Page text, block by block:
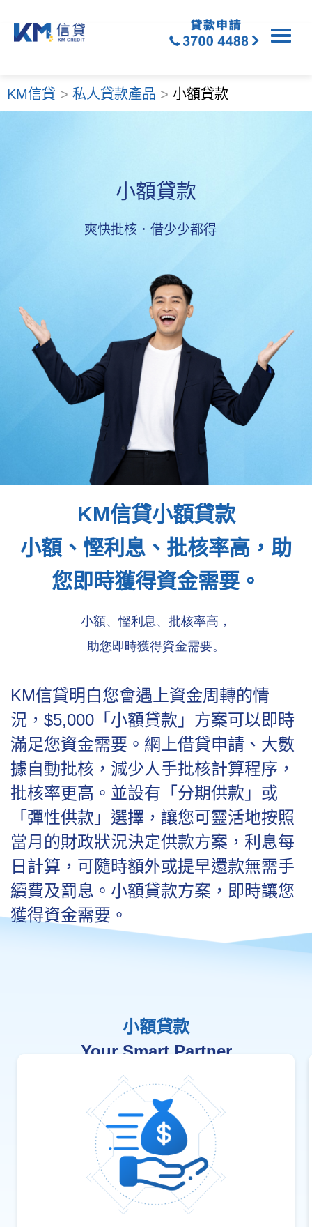
KM信貸 > 私人貸款產品 > 小額貸款
小額貸款​
爽快批核．借少少都得​
KM信貸小額貸款
小額、慳利息、批核率高，助
您即時獲得資金需要。
小額、慳利息、批核率高，
助您即時獲得資金需要。
KM信貸明白您會遇上資金周轉的情
況，$5,000「小額貸款」方案可以即時
滿足您資金需要。網上借貸申請、大數
據自動批核，減少人手批核計算程序，
批核率更高。並設有「分期供款」或
「彈性供款」選擇，讓您可靈活地按照
當月的財政狀況決定供款方案，利息每
日計算，可隨時額外或提早還款無需手
續費及罰息。小額貸款方案，即時讓您
獲得資金需要。​
小額貸款
Your Smart Partner